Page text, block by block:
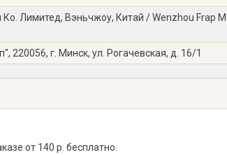
Лимитед, Вэньчжоу, Китай / Wenzhou Frap
220056, г. Минск, ул. Рогачевская, д. 16/1
от 140 р. бесплатно.